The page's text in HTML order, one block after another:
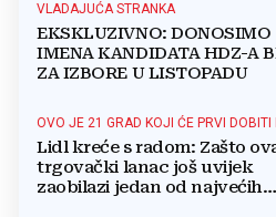
VLADAJUĆA STRANKA
EKSKLUZIVNO: DONOSIMO
IMENA KANDIDATA HDZ-A
ZA IZBORE U LISTOPADU
OVO JE 21 GRAD KOJI ĆE PRVI DOBITI
Lidl kreće s radom: Zašto
trgovački lanac još uvijek
zaobilazi jedan od najvećih